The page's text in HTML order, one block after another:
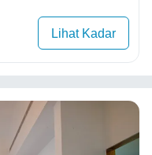
Lihat Kadar